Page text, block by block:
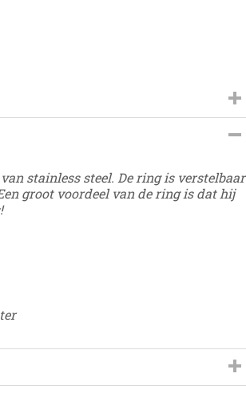
stainless steel. De ring is verstelbaar
groot voordeel van de ring is dat hij